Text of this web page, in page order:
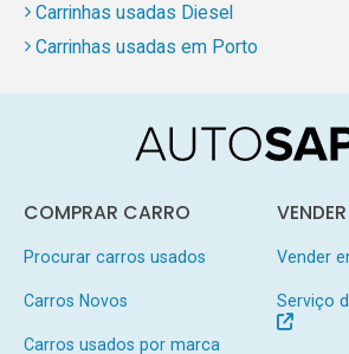
Carrinhas usadas Diesel
Carrinhas usadas em Porto
COMPRAR CARRO
Procurar carros usados
Carros Novos
Carros usados por marca
Vender
Serviço